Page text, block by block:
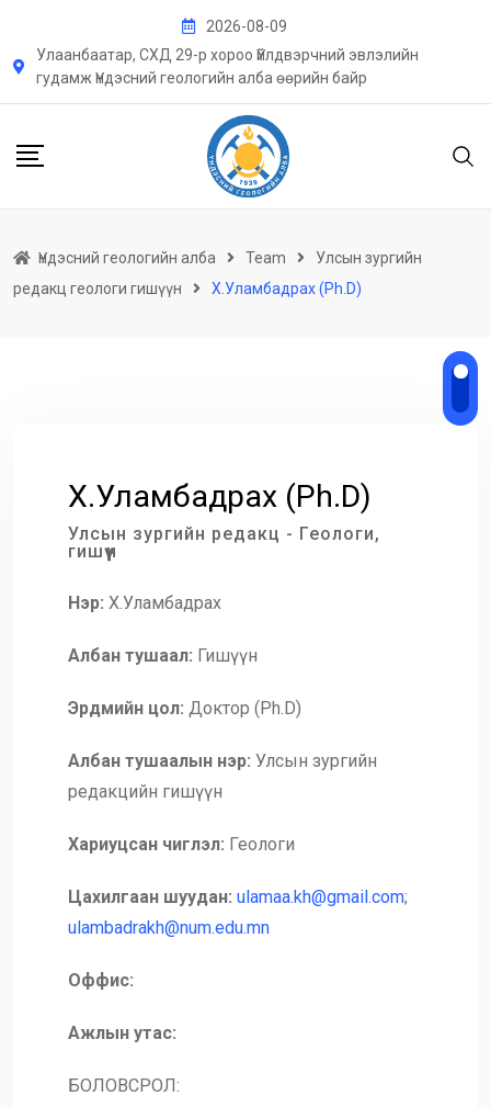
content
2026-08-09
Улаанбаатар, СХД 29-р хороо Үйлдвэрчний эвлэлийн
гудамж Үндэсний геологийн алба өөрийн байр
Үндэсний геологийн алба Team
Улсын зургийн
редакц геологи гишүүн
Х.Уламбадрах (Ph.D)
Х.Уламбадрах (Ph.D)
Улсын зургийн редакц - Геологи,
гишүүн
Нэр: Х.Уламбадрах
Албан тушаал: Гишүүн
Эрдмийн цол: Доктор (Ph.D)
Албан тушаалын нэр: Улсын зургийн
редакцийн гишүүн
Хариуцсан чиглэл: Геологи
Цахилгаан шуудан: ulamaa.kh@gmail.com;
ulambadrakh@num.edu.mn
Оффис:
Ажлын утас:
БОЛОВСРОЛ: